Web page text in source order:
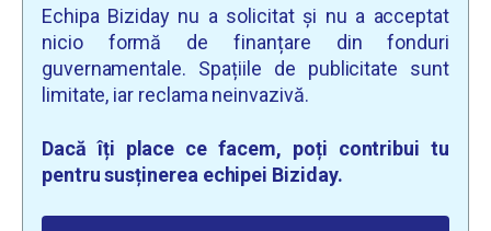
Echipa Biziday nu a solicitat și nu a acceptat
nicio formă de finanțare din fonduri
guvernamentale. Spațiile de publicitate sunt
limitate, iar reclama neinvazivă.
Dacă îți place ce facem, poți contribui tu
pentru susținerea echipei Biziday.